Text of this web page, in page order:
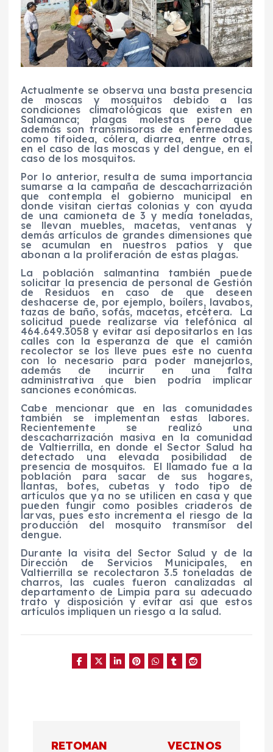
Actualmente se observa una basta presencia
de moscas y mosquitos debido a las
condiciones climatológicas que existen en
Salamanca; plagas molestas pero que
además son transmisoras de enfermedades
como tifoidea, cólera, diarrea, entre otras,
en el caso de las moscas y del dengue, en el
caso de los mosquitos.
Por lo anterior, resulta de suma importancia
sumarse a la campaña de descacharrización
que contempla el gobierno municipal en
donde visitan ciertas colonias y con ayuda
de una camioneta de 3 y media toneladas,
se llevan muebles, macetas, ventanas y
demás artículos de grandes dimensiones que
se acumulan en nuestros patios y que
abonan a la proliferación de estas plagas.
La población salmantina también puede
solicitar la presencia de personal de Gestión
de Residuos en caso de que deseen
deshacerse de, por ejemplo, boílers, lavabos,
tazas de baño, sofás, macetas, etcétera.
La
solicitud puede realizarse vía telefónica al
464.649.3058 y evitar así depositarlos en las
calles con la esperanza de que el camión
recolector se los lleve pues este no cuenta
con lo necesario para poder manejarlos,
además de incurrir en una falta
administrativa que bien podría implicar
sanciones económicas.
Cabe mencionar que en las comunidades
también se implementan estas labores.
Recientemente se realizó una
descacharrización masiva en la comunidad
de Valtierrilla, en donde el Sector Salud ha
detectado una elevada posibilidad de
presencia de mosquitos.
El llamado fue a la
población para sacar de sus hogares,
llantas, botes, cubetas y todo tipo de
artículos que ya no se utilicen en casa y que
pueden fungir como posibles criaderos de
larvas, pues esto incrementa el riesgo de la
producción del mosquito transmisor del
dengue.
Durante la visita del Sector Salud y de la
Dirección de Servicios Municipales, en
Valtierrilla se recolectaron 3.5 toneladas de
charros, las cuales fueron canalizadas al
departamento de Limpia para su adecuado
trato y disposición y evitar así que estos
artículos impliquen un riesgo a la salud.
RETOMAN VECINOS